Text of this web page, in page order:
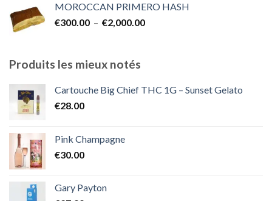
€300.00
à
MOROCCAN PRIMERO HASH
€300.00 – €2,000.00Plage
€2,000.00
Produits les mieux notés
Cartouche Big Chief THC 1G – Sunset Gelato
€28.00
Pink Champagne
€30.00
Gary Payton